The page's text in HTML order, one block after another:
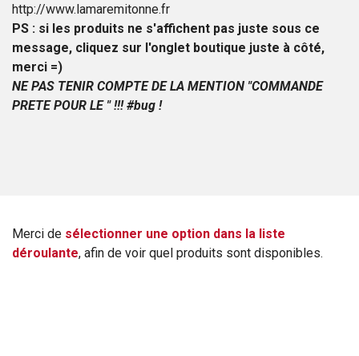
http://www.lamaremitonne.fr​
PS : si les produits ne s'affichent pas juste sous ce
message, cliquez sur l'onglet boutique juste à côté,
merci =)
NE PAS TENIR COMPTE DE LA MENTION "COMMANDE
PRETE POUR LE " !!! #bug !
Merci de sélectionner une option dans la liste
déroulante, afin de voir quel produits sont disponibles.